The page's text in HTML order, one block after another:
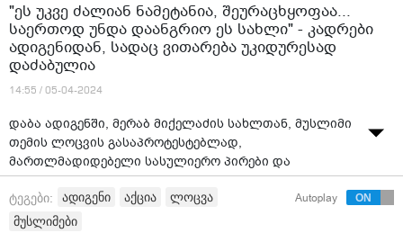
"ეს უკვე ძალიან ნამეტანია, შეურაცხყოფაა...
საერთოდ უნდა დაანგრიო ეს სახლი" - კადრები
ადიგენიდან, სადაც ვითარება უკიდურესად
დაძაბულია
14:55 / 05-04-2024
დაბა ადიგენში, მერაბ მიქელაძის სახლთან, მუსლიმი
თემის ლოცვის გასაპროტესტებლად,
მართლმადიდებელი სასულიერო პირები და
მოსახლეობა აქციას მართავენ.
ადგილზე მობილიზებულია დიდი რაოდენობით
პოლიცია.
ტეგები: ადიგენი აქცია
ლოცვა
მუსლიმები
Autoplay